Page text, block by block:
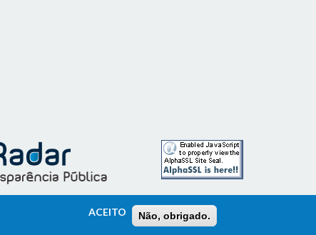
ACEITO Não, obrigado.